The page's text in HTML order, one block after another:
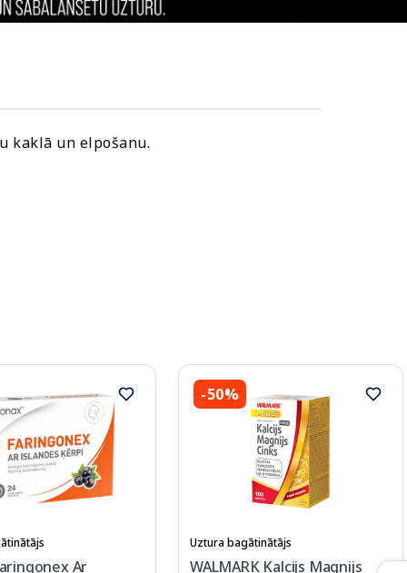
kaklā un elpošanu.
Ar
-50%
Uztura bagātinātājs
WALMARK Kalcijs Magnijs